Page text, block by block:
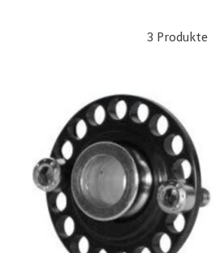
3 Produkte